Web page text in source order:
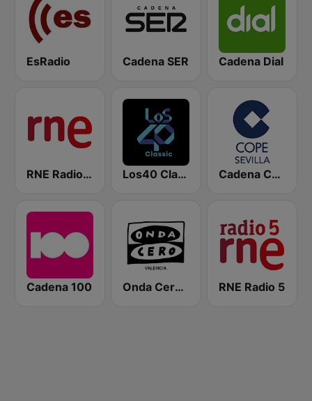
EsRadio Cadena SER Cadena Dial
RNE Radio Nacional Los40 Classic Cadena COPE Sevilla
Cadena 100 Onda Cero Valencia RNE Radio 5